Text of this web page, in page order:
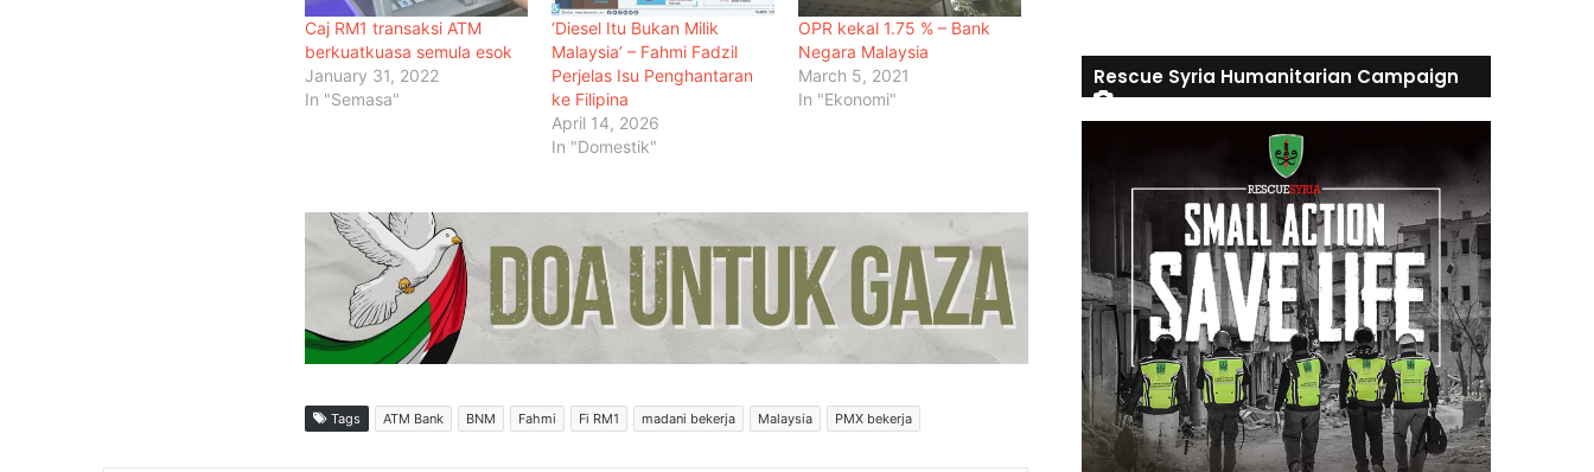
Caj RM1 transaksi ATM
berkuatkuasa semula esok
January 31, 2022
In "Semasa"
‘Diesel Itu Bukan Milik
Malaysia’ – Fahmi Fadzil
Perjelas Isu Penghantaran
ke Filipina
April 14, 2026
In "Domestik"
OPR kekal 1.75 % – Bank
Negara Malaysia
March 5, 2021
In "Ekonomi"
Tags ATM Bank BNM Fahmi Fi RM1 madani bekerja Malaysia PMX bekerja
Malaysia Dipilih Jadi Tuan Rumah
Kongres Farmasi Dunia 2027
Malaysia-Hungary Perkukuh
Kerjasama Pertanian dan
Ketua Mossad Pecat Dua Pegawai
Rescue Syria Humanitarian Campaign